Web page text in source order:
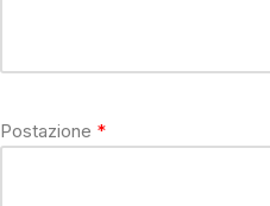
Postazione